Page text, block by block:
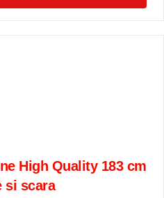
High Quality 183 cm
si scara